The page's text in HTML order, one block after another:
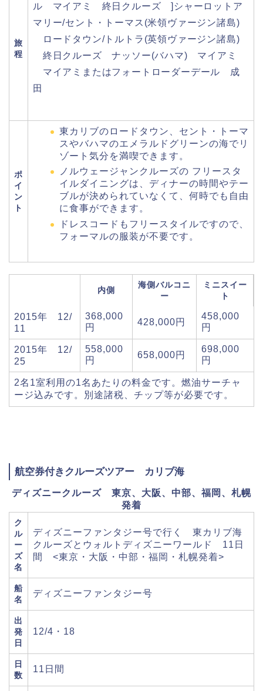
旅
程
ル マイアミ 終日クルーズ ]シャーロットア
マリー/セント・トーマス(米領ヴァージン諸島)
ロードタウン/トルトラ(英領ヴァージン諸島)
終日クルーズ ナッソー(バハマ) マイアミ
マイアミまたはフォートローダーデール 成
田
ポ
イ
ン
ト
東カリブのロードタウン、セント・トーマ
スやバハマのエメラルドグリーンの海でリ
ゾート気分を満喫できます。
ノルウェージャンクルーズの フリースタ
イルダイニングは、ディナーの時間やテー
ブルが決められていなくて、何時でも自由
に食事ができます。
ドレスコードもフリースタイルですので、
フォーマルの服装が不要です。
内側
海側バルコニ
ー
ミニスイー
ト
2015年 12/
11
368,000
円
428,000円
458,000
円
2015年 12/
25
558,000
円
658,000円
698,000
円
2名1室利用の1名あたりの料金です。燃油サーチャ
ージ込みです。別途諸税、チップ等が必要です。
航空券付きクルーズツアー カリブ海
ディズニークルーズ 東京、大阪、中部、福岡、札幌
発着
ク
ル
ー
ズ
名
ディズニーファンタジー号で行く 東カリブ海
クルーズとウォルトディズニーワールド 11日
間 <東京・大阪・中部・福岡・札幌発着>
船
名
ディズニーファンタジー号
出
発
日
12/4・18
日
数
11日間